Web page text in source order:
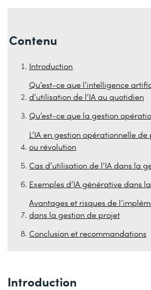
Contenu
Introduction
Qu’est-ce que l’intelligence
d’utilisation de l’IA au quotidien
Qu’est-ce que la gestion
L’IA en gestion opérationnelle
ou révolution
Cas d’utilisation de l’IA dans la
Exemples d’IA générative dans
Avantages et risques de
dans la gestion de projet
Conclusion et recommandations
Introduction